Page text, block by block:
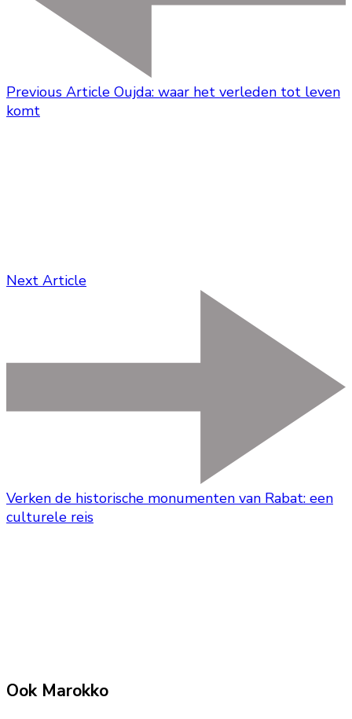
Previous Article Oujda: waar het verleden tot leven
komt
Next Article
Verken de historische monumenten van Rabat: een
culturele reis
Ook Marokko